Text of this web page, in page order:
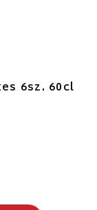
6sz. 60cl